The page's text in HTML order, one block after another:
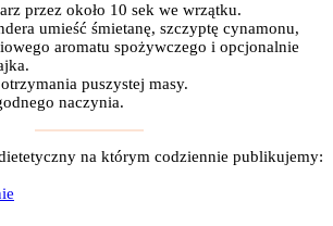
przez około 10 sek we wrzątku.
umieść śmietanę, szczyptę cynamonu,
aromatu spożywczego i opcjonalnie
puszystej masy.
naczynia.
na którym codziennie publikujemy: